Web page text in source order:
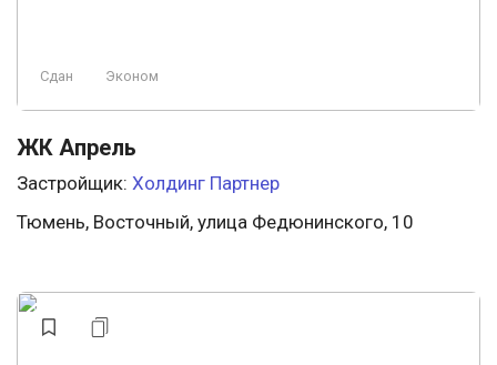
Сдан Эконом
ЖК Апрель
Застройщик: Холдинг Партнер
Тюмень, Восточный, улица Федюнинского, 10